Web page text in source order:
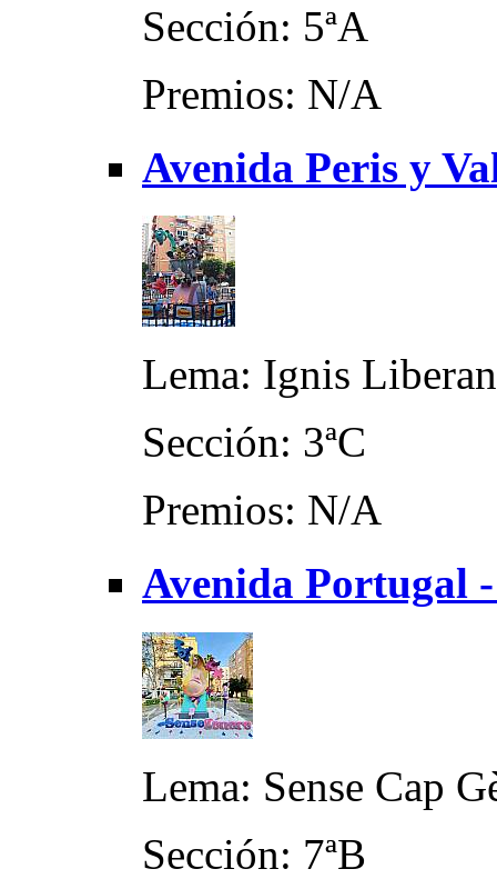
Sección: 5ªA
Premios: N/A
Avenida Peris y
Lema: Ignis
Sección: 3ªC
Premios: N/A
Avenida Portugal
Lema: Sense Cap
Sección: 7ªB